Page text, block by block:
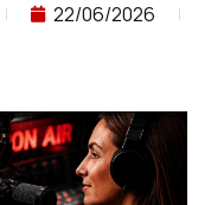
22/06/2026